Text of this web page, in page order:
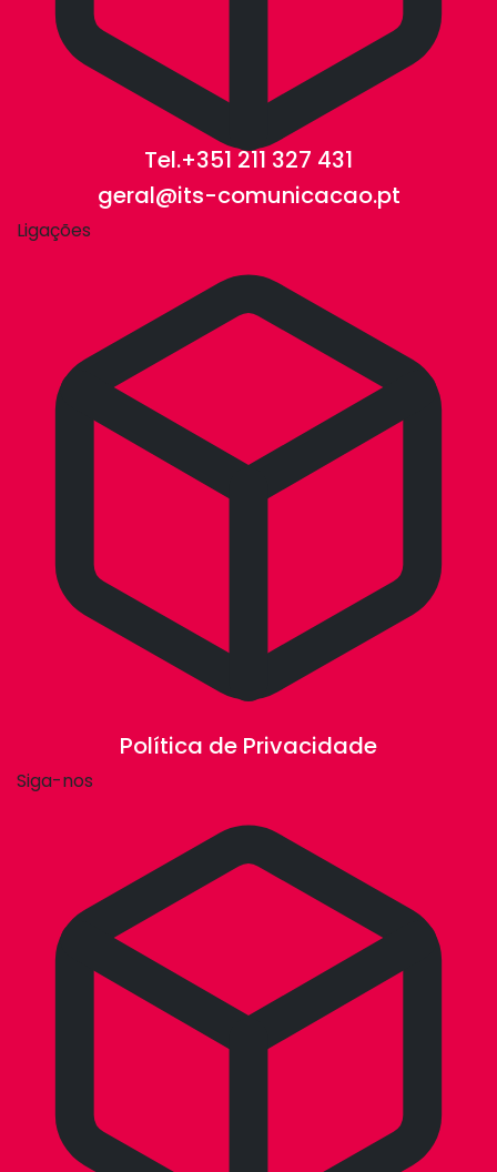
Tel.+351 211 327 431
geral@its-comunicacao.pt
Ligações
Política de Privacidade
Siga-nos